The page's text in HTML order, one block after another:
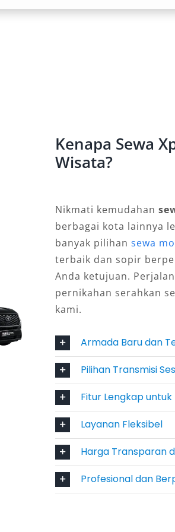
jadwal sendiri,
harian
penuh:
keluarga, hingga
dengan sopir
Xpander
kondisi
modern, serta
rasa
bahwa
perjalanan di
Kenapa Sewa
Wisata?
Nikmati kemudahan
berbagai kota lainnya
banyak pilihansewa
terbaik dan sopir
Anda ketujuan.
pernikahan serahkan
kami.
Armada Baru dan
Pilihan Transmisi
Fitur Lengkap
Layanan Fleksibel
Harga Transparan
Profesional dan